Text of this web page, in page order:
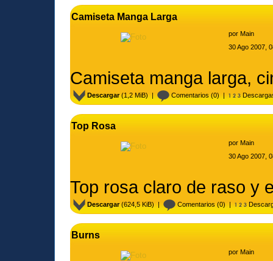
Camiseta Manga Larga
por Main
30 Ago 2007,
Camiseta manga larga,
Descargar(1,2 MiB) | Comentarios (0) |
Top Rosa
por Main
30 Ago 2007,
Top rosa claro de raso y
Descargar(624,5 KiB) | Comentarios (0) |
Burns
por Main